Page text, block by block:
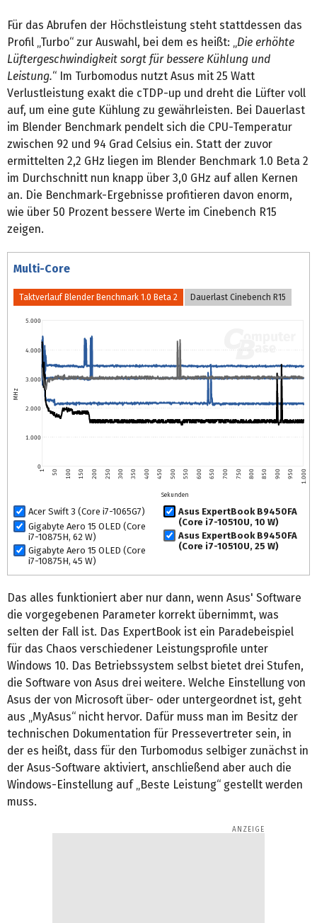
Für das Abrufen der Höchstleistung steht stattdessen das
Profil „Turbo“ zur Auswahl, bei dem es heißt: „ Die erhöhte
Lüftergeschwindigkeit sorgt für bessere Kühlung und
Leistung.“ Im Turbomodus nutzt Asus mit 25 Watt
Verlustleistung exakt die cTDP-up und dreht die Lüfter voll
auf, um eine gute Kühlung zu gewährleisten. Bei Dauerlast
im Blender Benchmark pendelt sich die CPU-Temperatur
zwischen 92 und 94 Grad Celsius ein. Statt der zuvor
ermittelten 2,2 GHz liegen im Blender Benchmark 1.0 Beta 2
im Durchschnitt nun knapp über 3,0 GHz auf allen Kernen
an. Die Benchmark-Ergebnisse profitieren davon enorm,
wie über 50 Prozent bessere Werte im Cinebench R15
zeigen.
Multi-Core
Taktverlauf Blender Benchmark 1.0 Beta 2 Dauerlast Cinebench R15
0
1.000
2.000
3.000
4.000
5.000
MHz
1 50 100 150 200 250 300 350 400 450 500 550 600 650 700 750 800 850 900 950 1.000
Sekunden
Acer Swift 3 (Core i7-1065G7)
Gigabyte Aero 15 OLED (Core
i7-10875H, 62 W)
Gigabyte Aero 15 OLED (Core
i7-10875H, 45 W)
Asus ExpertBook B9450FA
(Core i7-10510U, 10 W)
Asus ExpertBook B9450FA
(Core i7-10510U, 25 W)
Das alles funktioniert aber nur dann, wenn Asus' Software
die vorgegebenen Parameter korrekt übernimmt, was
selten der Fall ist. Das ExpertBook ist ein Paradebeispiel
für das Chaos verschiedener Leistungsprofile unter
Windows 10. Das Betriebssystem selbst bietet drei Stufen,
die Software von Asus drei weitere. Welche Einstellung von
Asus der von Microsoft über- oder untergeordnet ist, geht
aus „MyAsus“ nicht hervor. Dafür muss man im Besitz der
technischen Dokumentation für Pressevertreter sein, in
der es heißt, dass für den Turbomodus selbiger zunächst in
der Asus-Software aktiviert, anschließend aber auch die
Windows-Einstellung auf „Beste Leistung“ gestellt werden
muss.